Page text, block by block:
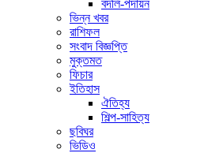
বদলি-পদায়ন
ভিন্ন খবর
রাশিফল
সংবাদ বিজ্ঞপ্তি
মুক্তমত
ফিচার
ইতিহাস
ঐতিহ্য
শিল্প-সাহিত্য
ছবিঘর
ভিডিও